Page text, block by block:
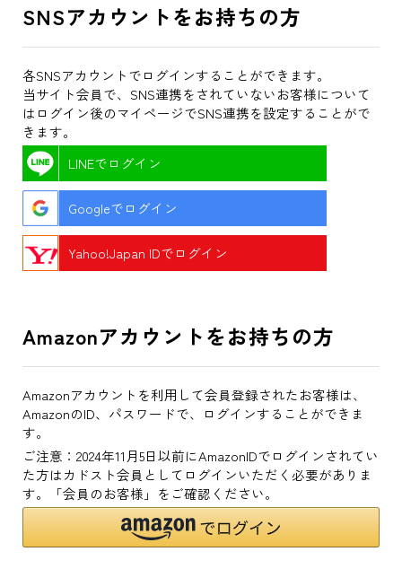
SNSアカウントをお持ちの方
各SNSアカウントでログインすることができます。
当サイト会員で、SNS連携をされていないお客様について
はログイン後のマイページでSNS連携を設定することがで
きます。
LINEでログイン
Googleでログイン
Yahoo!Japan IDでログイン
Amazonアカウントをお持ちの方
Amazonアカウントを利用して会員登録されたお客様は、
AmazonのID、パスワードで、ログインすることができま
す。
ご注意：2024年11月5日以前にAmazonIDでログインされてい
た方はカドスト会員としてログインいただく必要がありま
す。「会員のお客様」をご確認ください。